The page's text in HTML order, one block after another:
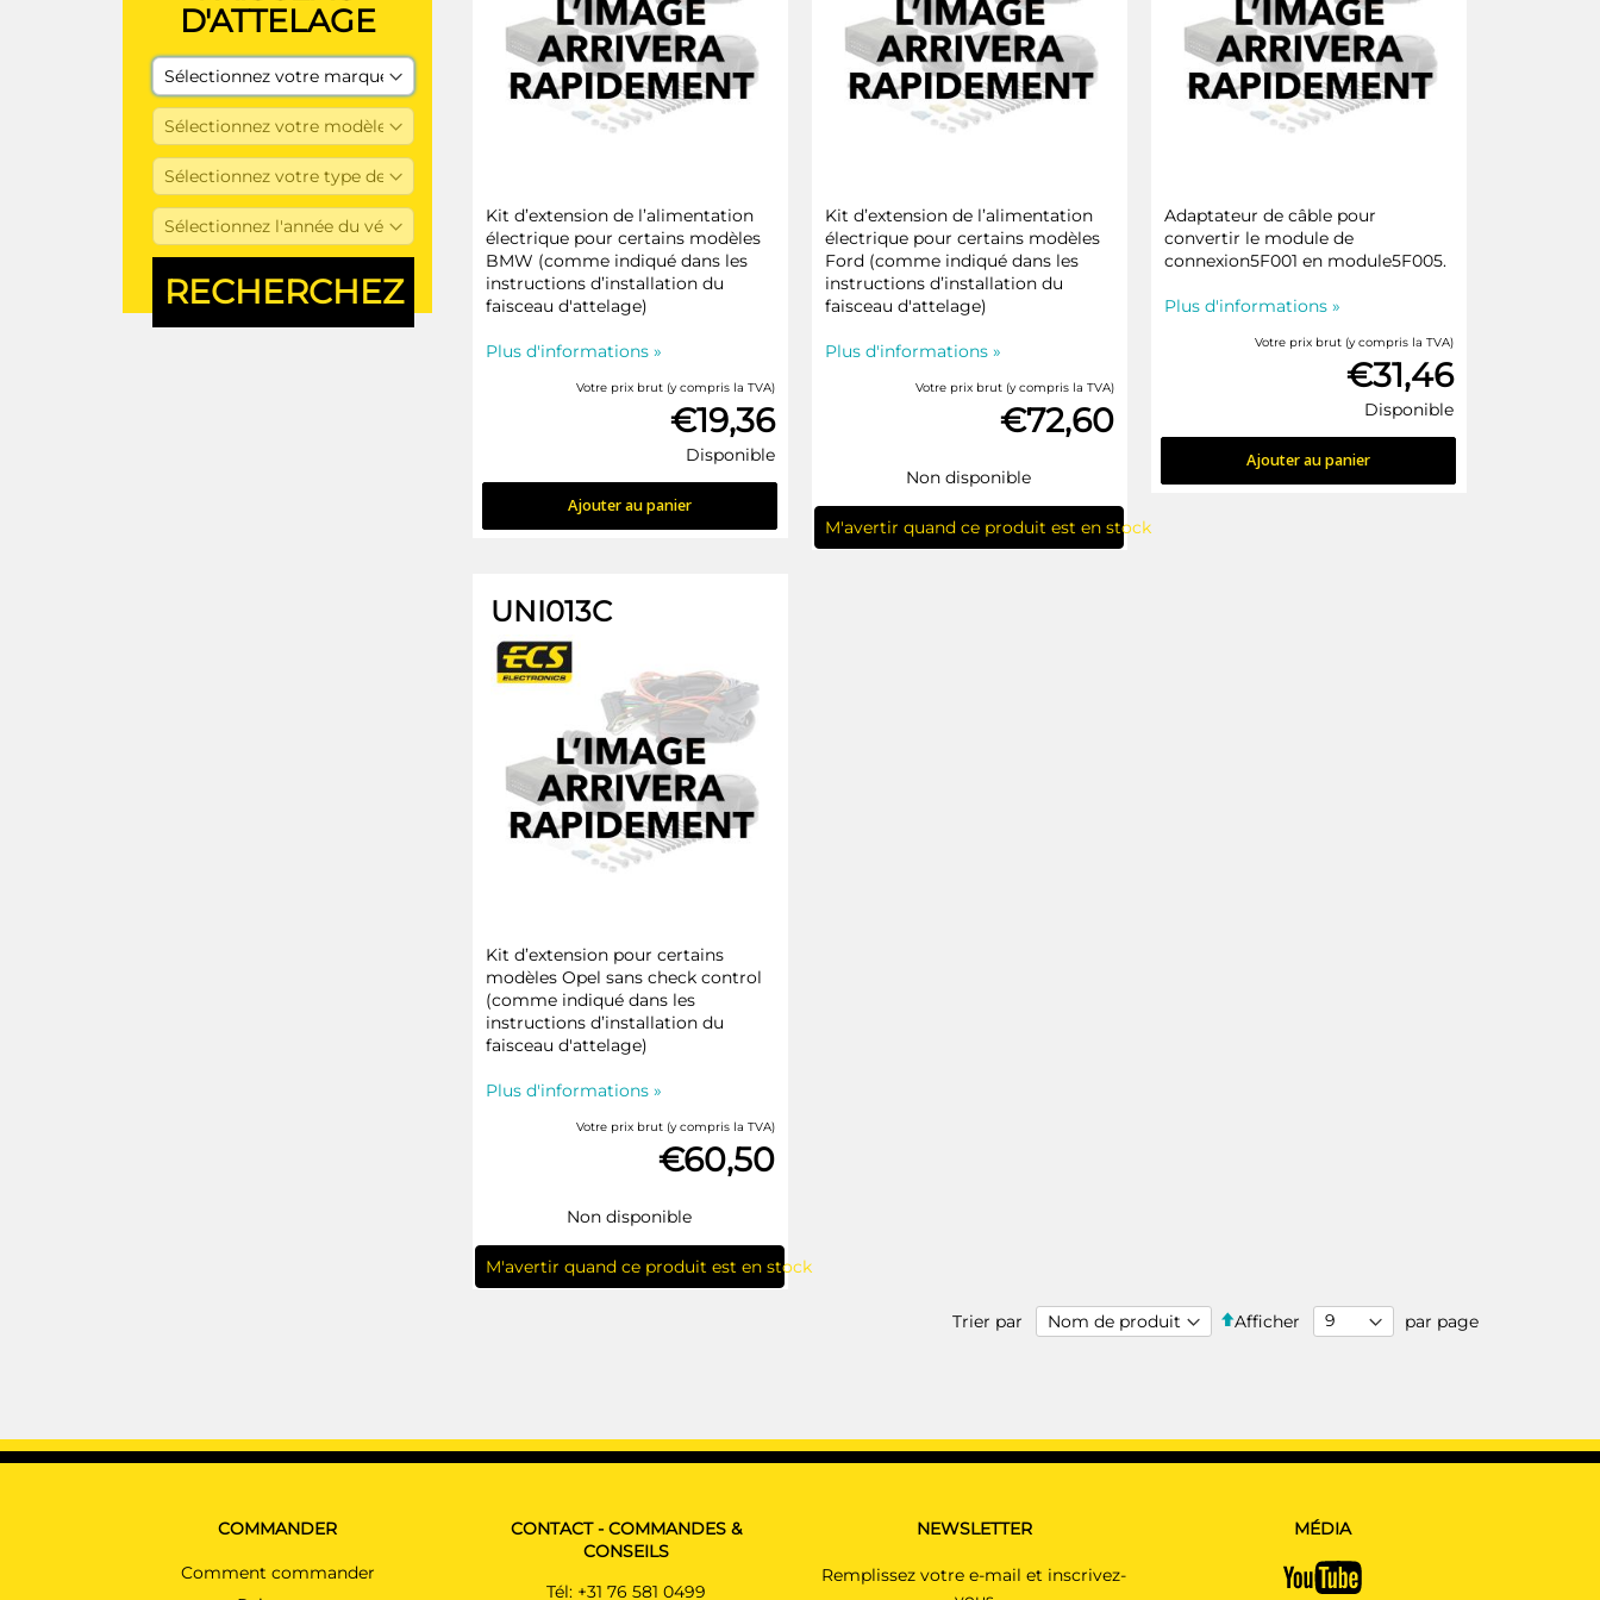
Kit d’extension de l’alimentation
électrique pour certains modèles
BMW (comme indiqué dans les
instructions d’installation du
faisceau d'attelage)
Plus d'informations »
Votre prix brut (y compris la TVA)
€19,36
Disponible
Ajouter au panier
Kit d’extension de l’alimentation
électrique pour certains modèles
Ford (comme indiqué dans les
instructions d’installation du
faisceau d'attelage)
Plus d'informations »
Votre prix brut (y compris la TVA)
€72,60
Non disponible
M'avertir quand ce produit est en stock
Adaptateur de câble pour
convertir le module de
connexion5F001 en module5F005.
Plus d'informations »
Votre prix brut (y compris la TVA)
€31,46
Disponible
Ajouter au panier
UNI013C
Kit d’extension pour certains
modèles Opel sans check control
(comme indiqué dans les
instructions d’installation du
faisceau d'attelage)
Plus d'informations »
Votre prix brut (y compris la TVA)
€60,50
Non disponible
M'avertir quand ce produit est en stock
Afficher par page
Trier par
Par
D'ATTELAGE
COMMANDER
Comment commander
CONTACT - COMMANDES &
CONSEILS
Tél: +31 76 581 0499
NEWSLETTER
Remplissez votre e-mail et inscrivez-
MÉDIA